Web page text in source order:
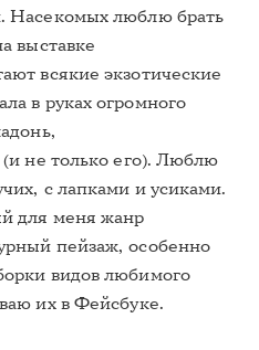
Насекомых люблю брать
выставке
всякие экзотические
в руках огромного
(и не только его). Люблю
с лапками и усиками.
для меня жанр
пейзаж, особенно
видов любимого
их в Фейсбуке.